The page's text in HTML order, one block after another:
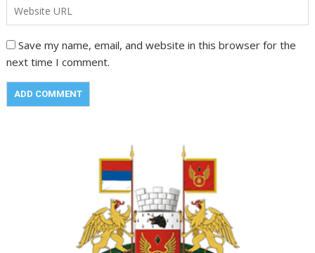
Save my name, email, and website in this browser for the
next time I comment.